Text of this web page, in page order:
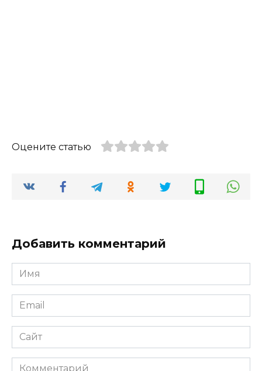
Оцените статью
Добавить комментарий
Имя
*
Email
*
Сайт
Комментарий